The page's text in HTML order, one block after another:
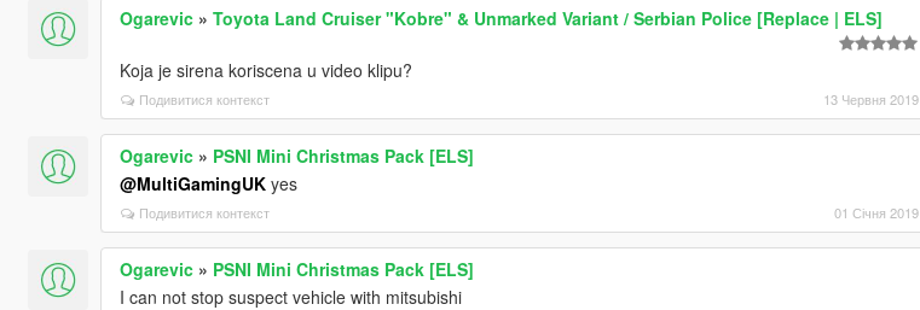
Ogarevic» Toyota Land Cruiser "Kobre" & Unmarked Variant / Serbian Police [Replace | ELS]
Koja je sirena koriscena u video klipu?
Подивитися контекст 13 Червня 2019
Ogarevic» PSNI Mini Christmas Pack [ELS]
@MultiGamingUKyes
Подивитися контекст 01 Січня 2019
Ogarevic» PSNI Mini Christmas Pack [ELS]
I can not stop suspect vehicle with mitsubishi